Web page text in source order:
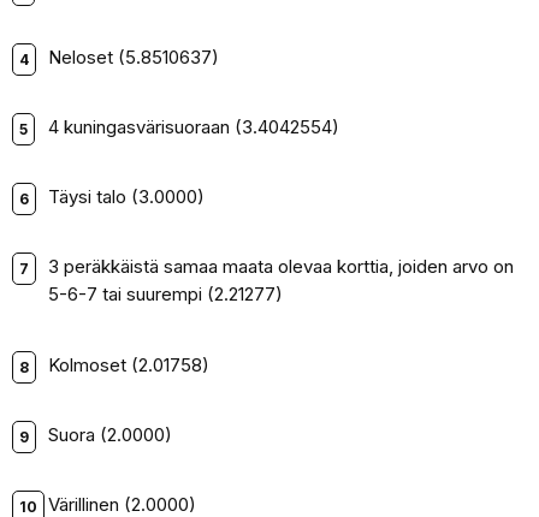
Neloset (5.8510637)
4 kuningasvärisuoraan (3.4042554)
Täysi talo (3.0000)
3 peräkkäistä samaa maata olevaa korttia, joiden arvo on
5-6-7 tai suurempi (2.21277)
Kolmoset (2.01758)
Suora (2.0000)
Värillinen (2.0000)